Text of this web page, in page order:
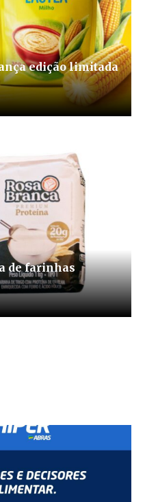
edição limitada
de farinhas